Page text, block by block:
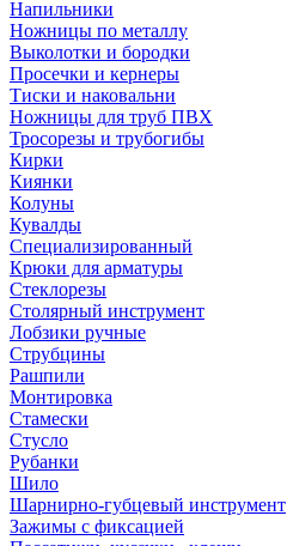
Напильники
Ножницы по металлу
Выколотки и бородки
Просечки и кернеры
Тиски и наковальни
Ножницы для труб ПВХ
Тросорезы и трубогибы
Кирки
Киянки
Колуны
Кувалды
Специализированный
Крюки для арматуры
Стеклорезы
Столярный инструмент
Лобзики ручные
Струбцины
Рашпили
Монтировка
Стамески
Стусло
Рубанки
Шило
Шарнирно-губцевый инструмент
Зажимы с фиксацией